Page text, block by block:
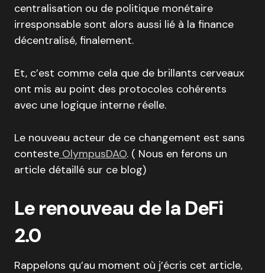
centralisation ou de politique monétaire
irresponsable sont alors aussi lié à la finance
décentralisé, finalement.
Et, c’est comme cela que de brillants cerveaux
ont mis au point des protocoles cohérents
avec une logique interne réelle.
Le nouveau acteur de ce changement est sans
conteste OlympusDAO. ( Nous en ferons un
article détaillé sur ce blog)
Le renouveau de la DeFi
2.0
Rappelons qu’au moment où j’écris cet article,